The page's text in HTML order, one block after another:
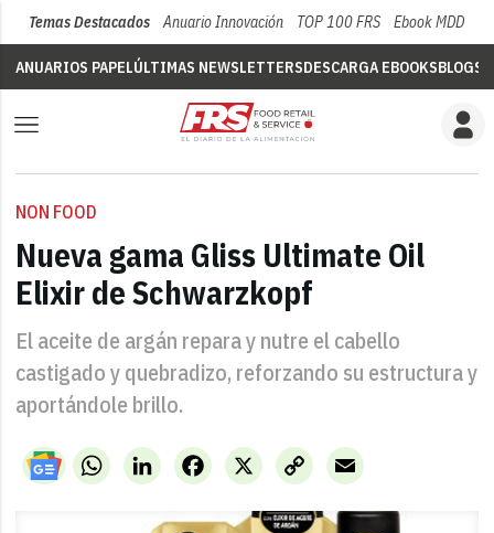
Temas Destacados Anuario Innovación TOP 100 FRS Ebook MDD
ANUARIOS PAPELÚLTIMAS NEWSLETTERSDESCARGA EBOOKSBLOGS
NON FOOD
Nueva gama Gliss Ultimate Oil
Elixir de Schwarzkopf
El aceite de argán repara y nutre el cabello
castigado y quebradizo, reforzando su estructura y
aportándole brillo.
WhatsAppLinkedIn X
Facebook
Copy
Link
Email